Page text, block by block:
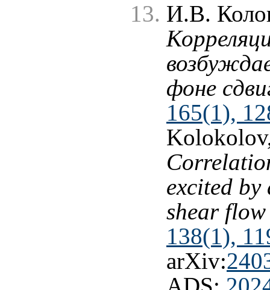
И.В.
фоне
165(1),
excited
shear
138(1),
arXiv: